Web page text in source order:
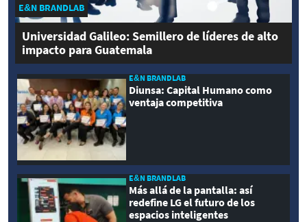
E&N BRANDLAB
Universidad Galileo: Semillero de líderes de alto
impacto para Guatemala
E&N BRANDLAB
Diunsa: Capital Humano como
ventaja competitiva
E&N BRANDLAB
Más allá de la pantalla: así
redefine LG el futuro de los
espacios inteligentes